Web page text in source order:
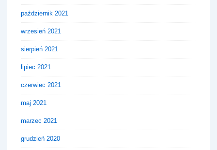
październik 2021
wrzesień 2021
sierpień 2021
lipiec 2021
czerwiec 2021
maj 2021
marzec 2021
grudzień 2020